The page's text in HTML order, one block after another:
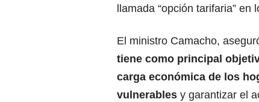
llamada “opción tarifaria”
El ministro Camacho,
tiene como principal
carga económica de los
vulnerables y garantizar el